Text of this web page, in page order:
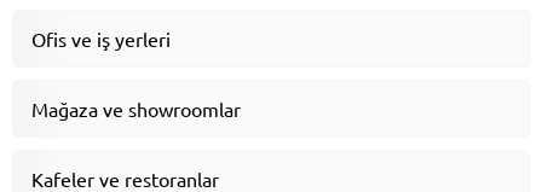
Ofis ve iş yerleri
Mağaza ve showroomlar
Kafeler ve restoranlar